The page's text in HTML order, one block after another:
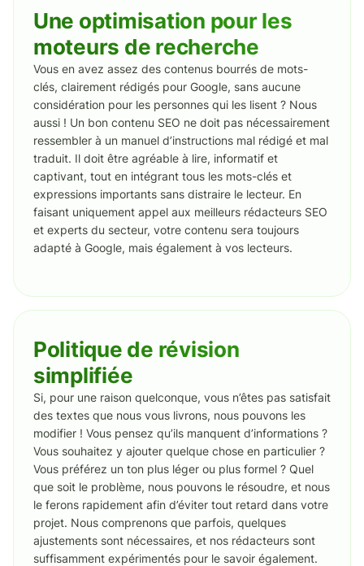
Une optimisation pour les
moteurs de recherche
Vous en avez assez des contenus bourrés de mots-
clés, clairement rédigés pour Google, sans aucune
considération pour les personnes qui les lisent ? Nous
aussi ! Un bon contenu SEO ne doit pas nécessairement
ressembler à un manuel d’instructions mal rédigé et mal
traduit. Il doit être agréable à lire, informatif et
captivant, tout en intégrant tous les mots-clés et
expressions importants sans distraire le lecteur. En
faisant uniquement appel aux meilleurs rédacteurs SEO
et experts du secteur, votre contenu sera toujours
adapté à Google, mais également à vos lecteurs.
Politique de révision
simplifiée
Si, pour une raison quelconque, vous n’êtes pas satisfait
des textes que nous vous livrons, nous pouvons les
modifier ! Vous pensez qu’ils manquent d’informations ?
Vous souhaitez y ajouter quelque chose en particulier ?
Vous préférez un ton plus léger ou plus formel ? Quel
que soit le problème, nous pouvons le résoudre, et nous
le ferons rapidement afin d’éviter tout retard dans votre
projet. Nous comprenons que parfois, quelques
ajustements sont nécessaires, et nos rédacteurs sont
suffisamment expérimentés pour le savoir également.